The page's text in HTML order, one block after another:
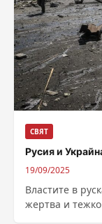
СВЯТ
Русия и
19/09/2025
Властите в
жертва и